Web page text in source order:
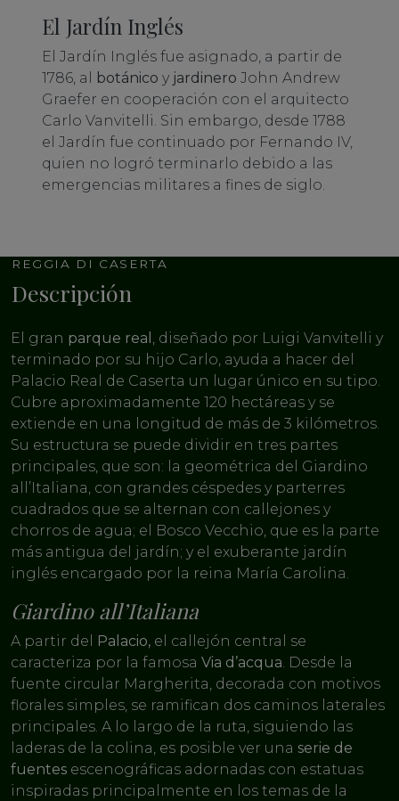
El Jardín Inglés
El Jardín Inglés fue asignado, a partir de
1786, al
botánico y jardinero John Andrew
Graefer en cooperación con el arquitecto
Carlo Vanvitelli. Sin embargo, desde 1788
el Jardín fue continuado por Fernando IV,
quien no logró terminarlo debido a las
emergencias militares a fines de siglo.
REGGIA DI CASERTA
Descripción
El gran parque real , diseñado por Luigi Vanvitelli y
terminado por su hijo Carlo, ayuda a hacer del
Palacio Real de Caserta un lugar único en su tipo.
Cubre aproximadamente 120 hectáreas y se
extiende en una longitud de más de 3 kilómetros.
Su estructura se puede dividir en tres partes
principales, que son: la geométrica del Giardino
all’Italiana, con grandes céspedes y parterres
cuadrados que se alternan con callejones y
chorros de agua; el Bosco Vecchio, que es la parte
más antigua del jardín; y el exuberante jardín
inglés encargado por la reina María Carolina.
Giardino all’Italiana
A partir del Palacio, el callejón central se
caracteriza por la famosa Via d’acqua. Desde la
fuente circular Margherita, decorada con motivos
florales simples, se ramifican dos caminos laterales
principales. A lo largo de la ruta, siguiendo las
laderas de la colina, es posible ver una serie de
fuentes escenográficas adornadas con estatuas
inspiradas principalmente en los temas de la